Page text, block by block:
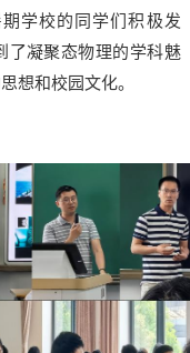
学校的同学们积极发
了凝聚态物理的学科魅
想和校园文化。